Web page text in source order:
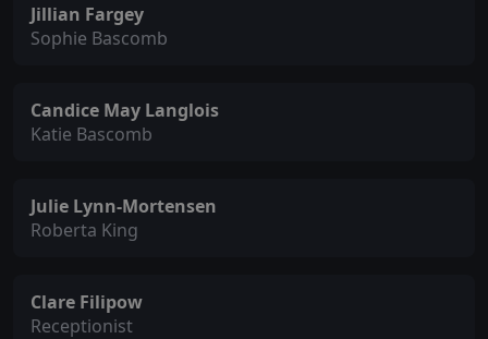
Jillian Fargey
Sophie Bascomb
Candice May Langlois
Katie Bascomb
Julie Lynn-Mortensen
Roberta King
Clare Filipow
Receptionist